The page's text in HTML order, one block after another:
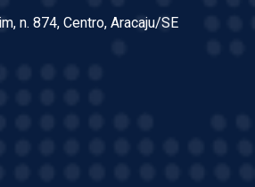
n. 874, Centro, Aracaju/SE